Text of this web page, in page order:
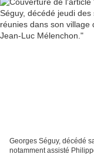
Georges Séguy, décédé
notamment assisté